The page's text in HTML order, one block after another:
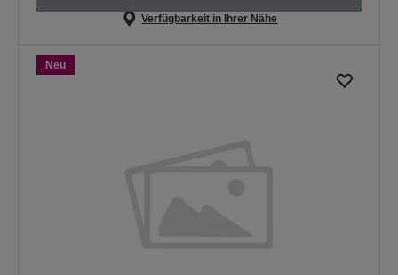
Verfügbarkeit in Ihrer Nähe
Neu